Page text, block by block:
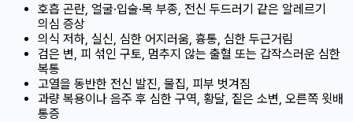
호흡 곤란, 얼굴·입술·목 부종, 전신 두드러기 같은 알레르기
의심 증상
의식 저하, 실신, 심한 어지러움, 흉통, 심한 두근거림
검은 변, 피 섞인 구토, 멈추지 않는 출혈 또는 갑작스러운 심한
복통
고열을 동반한 전신 발진, 물집, 피부 벗겨짐
과량 복용이나 음주 후 심한 구역, 황달, 짙은 소변, 오른쪽 윗배
통증